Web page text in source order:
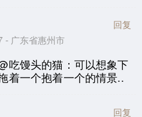
广东省惠州市
回复
吃馒头的猫：可以想象下
着一个抱着一个的情景..
回复